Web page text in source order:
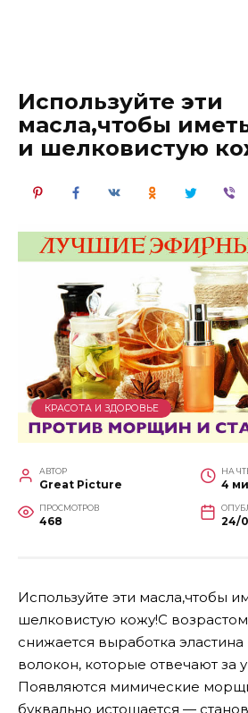
Используйте эти
масла,чтобы
и шелковистую
КРАСОТА И ЗДОРОВЬЕ
АВТОР
Great Picture
НА
4
ПРОСМОТРОВ
468 24/
Используйте эти масла,чтобы
шелковистую кожу!С
снижается выработка
волокон, которые отвечают за
Появляются мимические
буквально истощается —